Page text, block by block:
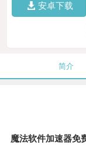
安卓下载
简介
魔法软件加速器免